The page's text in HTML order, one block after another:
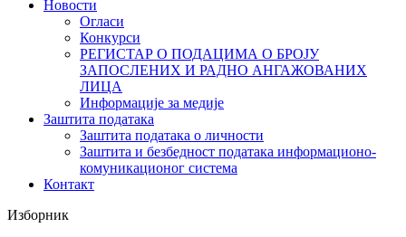
Новости
Огласи
Конкурси
РЕГИСТАР О ПОДАЦИМА О БРОЈУ
ЗАПОСЛЕНИХ И РАДНО АНГАЖОВАНИХ
ЛИЦА
Информације за медије
Заштита података
Заштита података о личности
Заштита и безбедност података информационо-
комуникационог система
Контакт
Изборник